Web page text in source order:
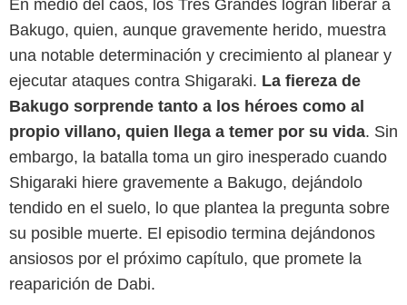
En medio del caos, los Tres Grandes logran liberar a
Bakugo, quien, aunque gravemente herido, muestra
una notable determinación y crecimiento al planear y
ejecutar ataques contra Shigaraki. La fiereza de
Bakugo sorprende tanto a los héroes como al
propio villano, quien llega a temer por su vida. Sin
embargo, la batalla toma un giro inesperado cuando
Shigaraki hiere gravemente a Bakugo, dejándolo
tendido en el suelo, lo que plantea la pregunta sobre
su posible muerte. El episodio termina dejándonos
ansiosos por el próximo capítulo, que promete la
reaparición de Dabi.